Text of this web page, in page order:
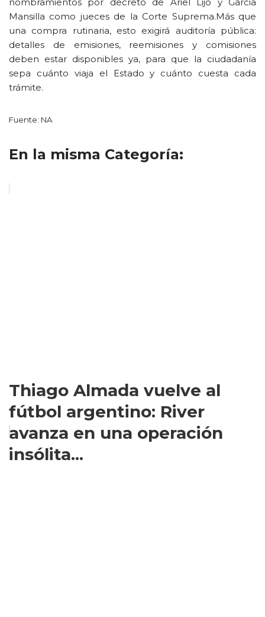
Mansilla como jueces de la Corte Suprema.Más que
una compra rutinaria, esto exigirá auditoría pública:
detalles de emisiones, reemisiones y comisiones
deben estar disponibles ya, para que la ciudadanía
sepa cuánto viaja el Estado y cuánto cuesta cada
trámite.
Fuente: NA
En la misma Categoría:
Thiago Almada vuelve al
fútbol argentino: River
avanza en una operación
insólita...